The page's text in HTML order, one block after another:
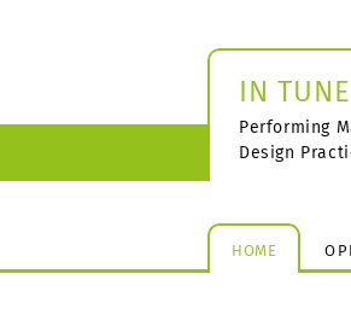
IN TUNE
Performing
Design
HOME